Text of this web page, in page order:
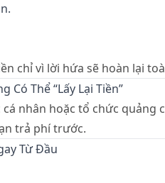
chỉ vì lời hứa sẽ hoàn lại
Có Thể “Lấy Lại Tiền”
cá nhân hoặc tổ chức quảng
trả phí trước.
Từ Đầu